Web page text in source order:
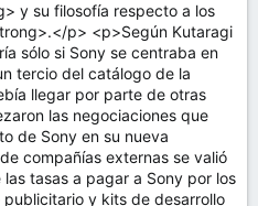
y su filosofía respecto a los
p> <p>Según Kutaragi
sólo si Sony se centraba en
tercio del catálogo de la
llegar por parte de otras
las negociaciones que
de Sony en su nueva
compañías externas se valió
tasas a pagar a Sony por los
y kits de desarrollo